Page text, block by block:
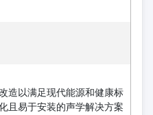
造以满足现代能源和健康标
且易于安装的声学解决方案